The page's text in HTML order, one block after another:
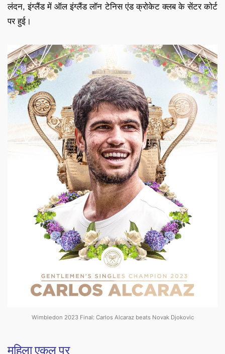
लंदन, इंग्लैंड में ऑल इंग्लैंड लॉन टेनिस एंड क्रोकेट क्लब के सेंटर कोर्ट
पर हुई।
Wimbledon 2023 Final: Carlos Alcaraz beats Novak Djokovic
महिला एकल पर